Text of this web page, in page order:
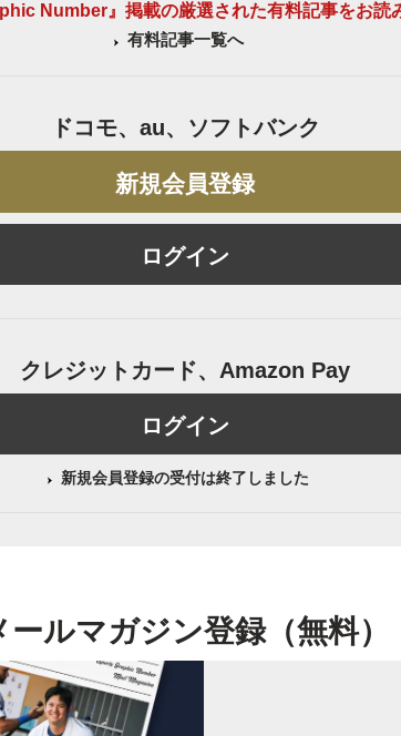
Number』掲載の厳選された有料記事をお読
有料記事一覧へ
ドコモ、au、ソフトバンク
新規会員登録
ログイン
クレジットカード、Amazon Pay
ログイン
新規会員登録の受付は終了しました
ールマガジン登録（無料）